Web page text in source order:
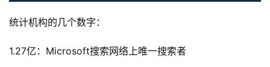
统计机构的几个数字：
1.27亿：Microsoft搜索网络上唯一搜索者